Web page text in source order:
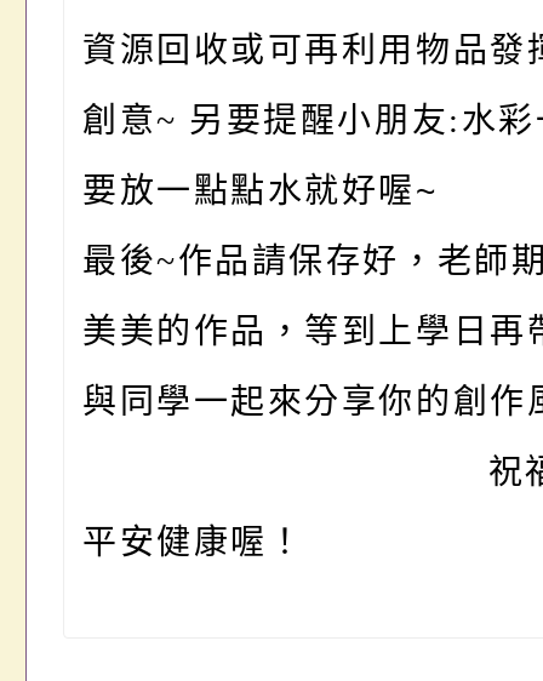
資源回收或可再利用物品發
創意~ 另要提醒小朋友:水
要放一點點水就好喔~
最後~作品請保存好，老師
美美的作品，等到上學日再
與同學一起來分享你的創作
祝福大
平安健康喔！